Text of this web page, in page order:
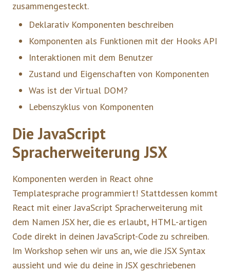
zusammengesteckt.
Deklarativ Komponenten beschreiben
Komponenten als Funktionen mit der Hooks API
Interaktionen mit dem Benutzer
Zustand und Eigenschaften von Komponenten
Was ist der Virtual DOM?
Lebenszyklus von Komponenten
Die JavaScript
Spracherweiterung JSX
Komponenten werden in React ohne
Templatesprache programmiert! Stattdessen kommt
React mit einer JavaScript Spracherweiterung mit
dem Namen JSX her, die es erlaubt, HTML-artigen
Code direkt in deinen JavaScript-Code zu schreiben.
Im Workshop sehen wir uns an, wie die JSX Syntax
aussieht und wie du deine in JSX geschriebenen